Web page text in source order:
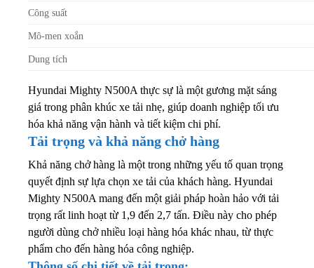
Công suất
Mô-men xoắn
Dung tích
Hyundai Mighty N500A thực sự là một gương mặt sáng
giá trong phân khúc xe tải nhẹ, giúp doanh nghiệp tối ưu
hóa khả năng vận hành và tiết kiệm chi phí.
Tải trọng và khả năng chở hàng
Khả năng chở hàng là một trong những yếu tố quan trọng
quyết định sự lựa chọn xe tải của khách hàng. Hyundai
Mighty N500A mang đến một giải pháp hoàn hảo với tải
trọng rất linh hoạt từ 1,9 đến 2,7 tấn. Điều này cho phép
người dùng chở nhiều loại hàng hóa khác nhau, từ thực
phẩm cho đến hàng hóa công nghiệp.